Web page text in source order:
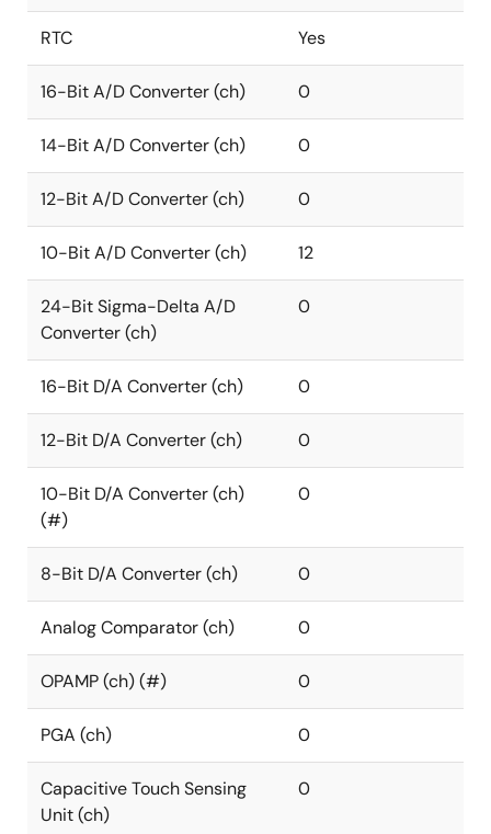
RTC Yes
16-Bit A/D Converter (ch) 0
14-Bit A/D Converter (ch) 0
12-Bit A/D Converter (ch) 0
10-Bit A/D Converter (ch) 12
24-Bit Sigma-Delta A/D
Converter (ch)
0
16-Bit D/A Converter (ch) 0
12-Bit D/A Converter (ch) 0
10-Bit D/A Converter (ch)
(#)
0
8-Bit D/A Converter (ch) 0
Analog Comparator (ch) 0
OPAMP (ch) (#) 0
PGA (ch) 0
Capacitive Touch Sensing
Unit (ch)
0